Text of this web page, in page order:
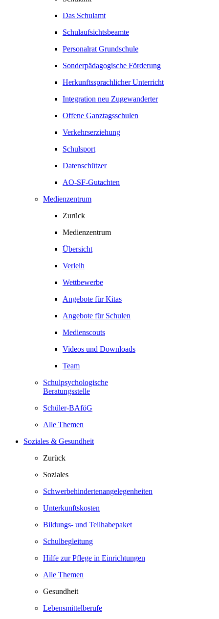
Das Schulamt
Schulaufsichtsbeamte
Personalrat Grundschule
Sonderpädagogische Förderung
Herkunftssprachlicher Unterricht
Integration neu Zugewanderter
Offene Ganztagsschulen
Verkehrserziehung
Schulsport
Datenschützer
AO-SF-Gutachten
Medienzentrum
Zurück
Medienzentrum
Übersicht
Verleih
Wettbewerbe
Angebote für Kitas
Angebote für Schulen
Medienscouts
Videos und Downloads
Team
Schulpsychologische
Beratungsstelle
Schüler-BAföG
Alle Themen
Soziales & Gesundheit
Zurück
Soziales
Schwerbehindertenangelegenheiten
Unterkunftskosten
Bildungs- und Teilhabepaket
Schulbegleitung
Hilfe zur Pflege in Einrichtungen
Alle Themen
Gesundheit
Lebensmittelberufe